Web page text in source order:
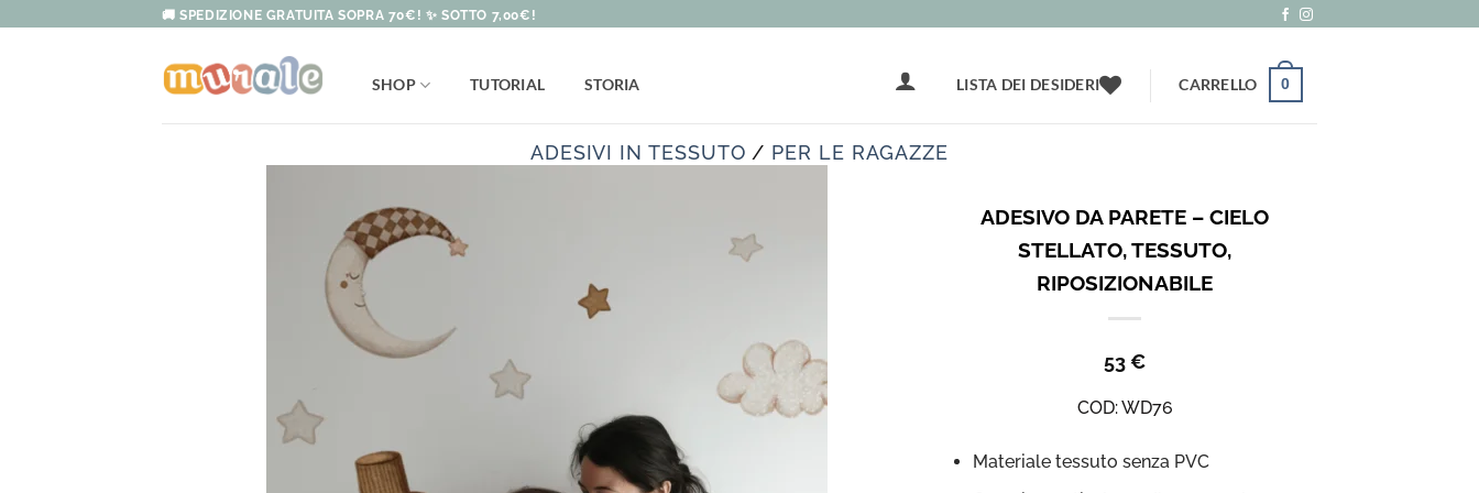
🚚 SPEDIZIONE GRATUITA SOPRA 70€! ✨ SOTTO 7,00€!
SHOP TUTORIAL STORIA LISTA DEI DESIDERI CARRELLO 0
ADESIVI IN TESSUTO / PER LE RAGAZZE
ADESIVO DA PARETE – CIELO
STELLATO, TESSUTO,
RIPOSIZIONABILE
53€
COD:WD76
Materiale tessuto senza PVC